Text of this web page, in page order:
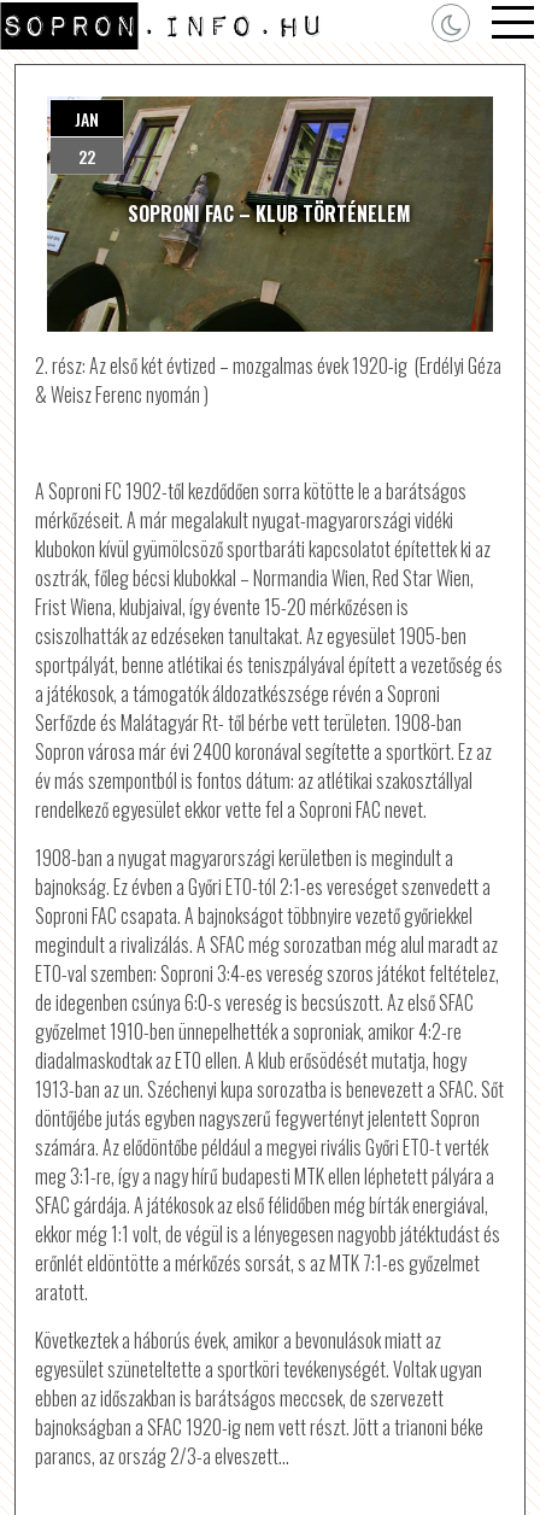
SOPRONI FAC – KLUB TÖRTÉNELEM
JAN
22
2. rész: Az első két évtized – mozgalmas évek 1920-ig (Erdélyi Géza
& Weisz Ferenc nyomán )
A Soproni FC 1902-től kezdődően sorra kötötte le a barátságos
mérkőzéseit. A már megalakult nyugat-magyarországi vidéki
klubokon kívül gyümölcsöző sportbaráti kapcsolatot építettek ki az
osztrák, főleg bécsi klubokkal – Normandia Wien, Red Star Wien,
Frist Wiena, klubjaival, így évente 15-20 mérkőzésen is
csiszolhatták az edzéseken tanultakat. Az egyesület 1905-ben
sportpályát, benne atlétikai és teniszpályával épített a vezetőség és
a játékosok, a támogatók áldozatkészsége révén a Soproni
Serfőzde és Malátagyár Rt- től bérbe vett területen. 1908-ban
Sopron városa már évi 2400 koronával segítette a sportkört. Ez az
év más szempontból is fontos dátum: az atlétikai szakosztállyal
rendelkező egyesület ekkor vette fel a Soproni FAC nevet.
1908-ban a nyugat magyarországi kerületben is megindult a
bajnokság. Ez évben a Győri ETO-tól 2:1-es vereséget szenvedett a
Soproni FAC csapata. A bajnokságot többnyire vezető győriekkel
megindult a rivalizálás. A SFAC még sorozatban még alul maradt az
ETO-val szemben: Soproni 3:4-es vereség szoros játékot feltételez,
de idegenben csúnya 6:0-s vereség is becsúszott. Az első SFAC
győzelmet 1910-ben ünnepelhették a soproniak, amikor 4:2-re
diadalmaskodtak az ETO ellen. A klub erősödését mutatja, hogy
1913-ban az un. Széchenyi kupa sorozatba is benevezett a SFAC. Sőt
döntőjébe jutás egyben nagyszerű fegyvertényt jelentett Sopron
számára. Az elődöntőbe például a megyei rivális Győri ETO-t verték
meg 3:1-re, így a nagy hírű budapesti MTK ellen léphetett pályára a
SFAC gárdája. A játékosok az első félidőben még bírták energiával,
ekkor még 1:1 volt, de végül is a lényegesen nagyobb játéktudást és
erőnlét eldöntötte a mérkőzés sorsát, s az MTK 7:1-es győzelmet
aratott.
Következtek a háborús évek, amikor a bevonulások miatt az
egyesület szüneteltette a sportköri tevékenységét. Voltak ugyan
ebben az időszakban is barátságos meccsek, de szervezett
bajnokságban a SFAC 1920-ig nem vett részt. Jött a trianoni béke
parancs, az ország 2/3-a elveszett…